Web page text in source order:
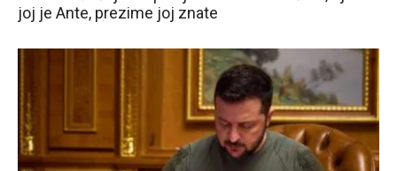
joj je Ante, prezime joj znate